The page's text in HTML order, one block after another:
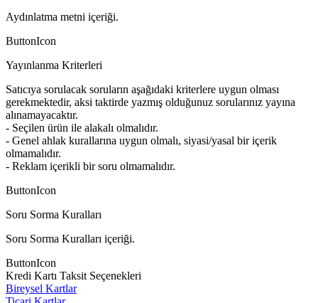
Aydınlatma metni içeriği.
ButtonIcon
Yayınlanma Kriterleri
Satıcıya sorulacak soruların aşağıdaki kriterlere uygun olması
gerekmektedir, aksi taktirde yazmış olduğunuz sorularınız yayına
alınamayacaktır.
- Seçilen ürün ile alakalı olmalıdır.
- Genel ahlak kurallarına uygun olmalı, siyasi/yasal bir içerik
olmamalıdır.
- Reklam içerikli bir soru olmamalıdır.
ButtonIcon
Soru Sorma Kuralları
Soru Sorma Kuralları içeriği.
ButtonIcon
Kredi Kartı Taksit Seçenekleri
Bireysel Kartlar